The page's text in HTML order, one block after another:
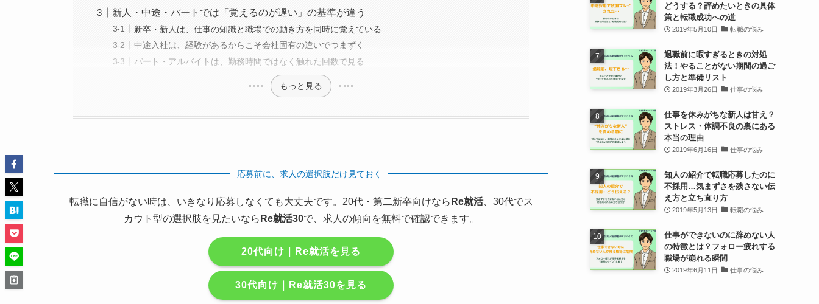
新人・中途・パートでは「覚えるのが遅い」の基準が違う
新卒・新人は、仕事の知識と職場での動き方を同時に覚えている
中途入社は、経験があるからこそ会社固有の違いでつまずく
パート・アルバイトは、勤務時間ではなく触れた回数で見る
もっと見る
応募前に、求人の選択肢だけ見ておく
転職に自信がない時は、いきなり応募しなくても大丈夫です。20代・第二新卒向けなら Re就活、30代でス
カウト型の選択肢を見たいなら Re就活30で、求人の傾向を無料で確認できます。
20代向け｜Re就活を見る
30代向け｜Re就活30を見る
どうする？辞めたいときの具体
策と転職成功への道
2019年5月10日 転職の悩み
退職前に暇すぎるときの対処
法！やることがない期間の過ご
し方と準備リスト
2019年3月26日 仕事の悩み
仕事を休みがちな新人は甘え？
ストレス・体調不良の裏にある
本当の理由
2019年6月16日 仕事の悩み
知人の紹介で転職応募したのに
不採用…気まずさを残さない伝
え方と立ち直り方
2019年5月13日 転職の悩み
仕事ができないのに辞めない人
の特徴とは？フォロー疲れする
職場が崩れる瞬間
2019年6月11日 仕事の悩み